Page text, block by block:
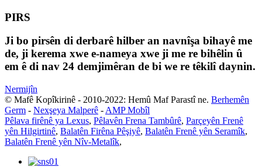
PIRS
Ji bo pirsên di derbarê hilber an navnîşa bihayê me
de, ji kerema xwe e-nameya xwe ji me re bihêlin û
em ê di nav 24 demjimêran de bi we re têkilî daynin.
Nermijîn
© Mafê Kopîkirinê - 2010-2022: Hemû Maf Parastî ne. Berhemên
Germ - Nexşeya Malperê - AMP Mobîl
Pêlava firênê ya Lexus, Pêlavên Frena Tambûrê, Parçeyên Frenê
yên Hilgirtinê, Balatên Firêna Pêşiyê, Balatên Frenê yên Seramîk,
Balatên Frenê yên Nîv-Metalîk,